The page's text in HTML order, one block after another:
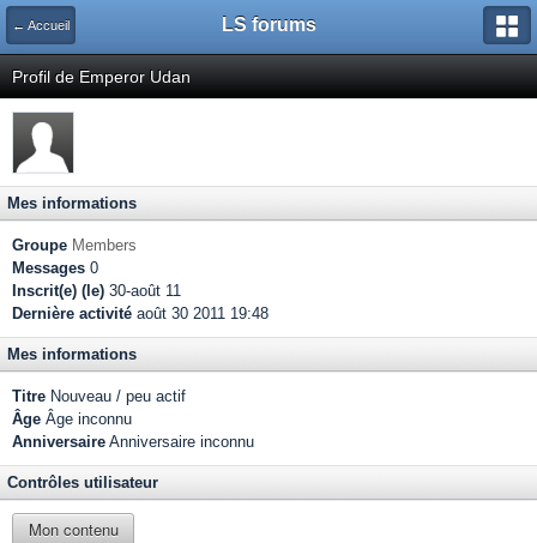
← Accueil LS forums
Profil de Emperor Udan
Mes informations
Groupe Members
Messages 0
Inscrit(e) (le) 30-août 11
Dernière activité août 30 2011 19:48
Mes informations
Titre Nouveau / peu actif
Âge Âge inconnu
Anniversaire Anniversaire inconnu
Contrôles utilisateur
Mon contenu